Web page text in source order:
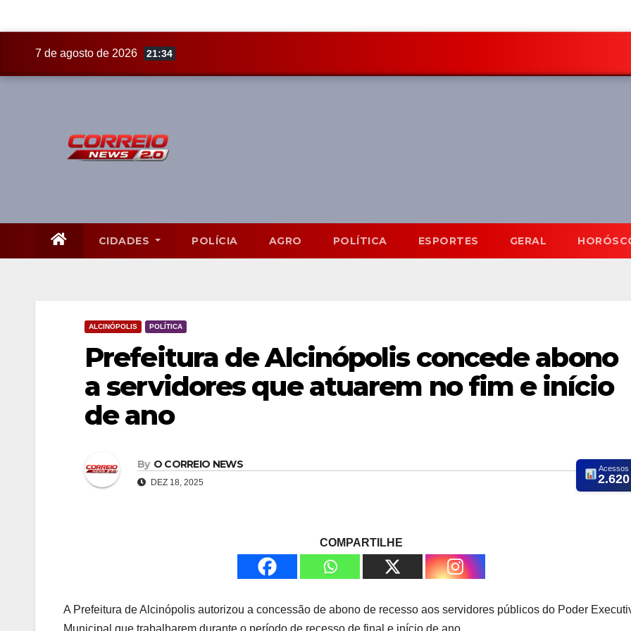
7 de agosto de 2026 21:34
CIDADES POLÍCIA AGRO POLÍTICA ESPORTES GERAL
ALCINÓPOLIS POLÍTICA
Prefeitura de Alcinópolis concede abono
a servidores que atuarem no fim e início
de ano
By O CORREIO NEWS
DEZ 18, 2025
Acessos
2.620
COMPARTILHE
A Prefeitura de Alcinópolis autorizou a concessão de abono de recesso aos servidores públicos do Poder